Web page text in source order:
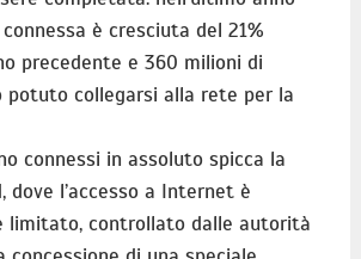
è cresciuta del 21%
precedente e 360 milioni di
potuto collegarsi alla rete per la
connessi in assoluto spicca la
dove l’accesso a Internet è
limitato, controllato dalle autorità